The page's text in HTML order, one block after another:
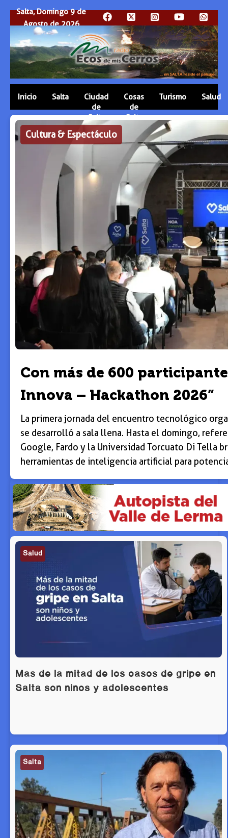
Salta, Domingo 9 de
Agosto de 2026
Inicio Salta
Ciudad
de
Salta
Cosas
de
Salta
Turismo Salud
Cultura & Espectáculo
Con más de 600
Innova – Hackathon 2026”
La primera jornada del encuentro tecnológico
se desarrolló a sala llena. Hasta el domingo,
Google, Fardo y la Universidad Torcuato Di Tella
herramientas de inteligencia artificial para
Salud
Más de la mitad de los casos de gripe en
Salta son niños y adolescentes
Salta